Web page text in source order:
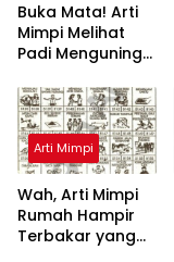
Buka Mata! Arti
Mimpi Melihat
Padi Menguning
Diketahui
Arti Mimpi
Wah, Arti Mimpi
Rumah Hampir
Terbakar yang